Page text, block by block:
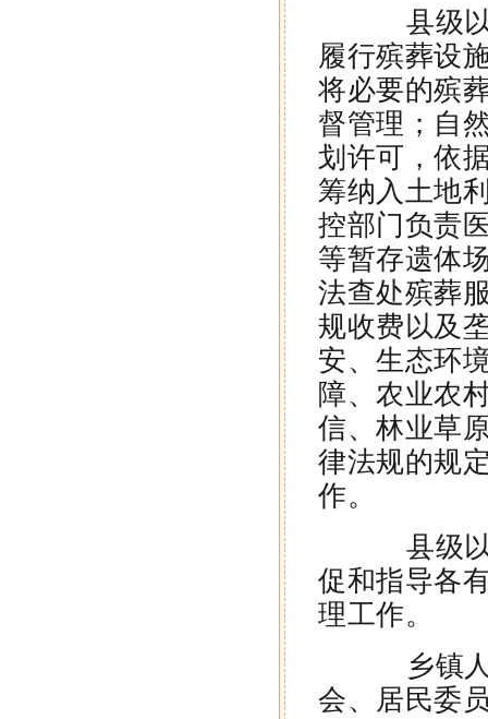
县级以
履行殡葬设
将必要的殡
督管理；自
划许可，依
筹纳入土地
控部门负责
等暂存遗体
法查处殡葬
规收费以及
安、生态环
障、农业农
信、林业草
律法规的规
作。
县级以
促和指导各
理工作。
乡镇人
会、居民委